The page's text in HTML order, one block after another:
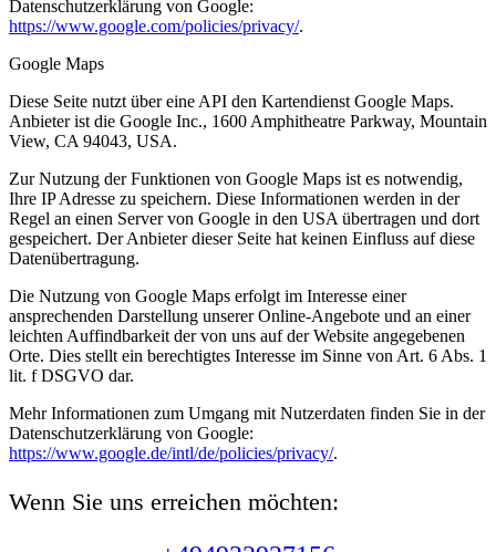
Datenschutzerklärung von Google:
https://www.google.com/policies/privacy/.
Google Maps
Diese Seite nutzt über eine API den Kartendienst Google Maps.
Anbieter ist die Google Inc., 1600 Amphitheatre Parkway, Mountain
View, CA 94043, USA.
Zur Nutzung der Funktionen von Google Maps ist es notwendig,
Ihre IP Adresse zu speichern. Diese Informationen werden in der
Regel an einen Server von Google in den USA übertragen und dort
gespeichert. Der Anbieter dieser Seite hat keinen Einfluss auf diese
Datenübertragung.
Die Nutzung von Google Maps erfolgt im Interesse einer
ansprechenden Darstellung unserer Online-Angebote und an einer
leichten Auffindbarkeit der von uns auf der Website angegebenen
Orte. Dies stellt ein berechtigtes Interesse im Sinne von Art. 6 Abs. 1
lit. f DSGVO dar.
Mehr Informationen zum Umgang mit Nutzerdaten finden Sie in der
Datenschutzerklärung von Google:
https://www.google.de/intl/de/policies/privacy/.
Wenn Sie uns erreichen möchten: